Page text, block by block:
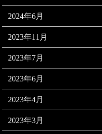
2024年6月
2023年11月
2023年7月
2023年6月
2023年4月
2023年3月